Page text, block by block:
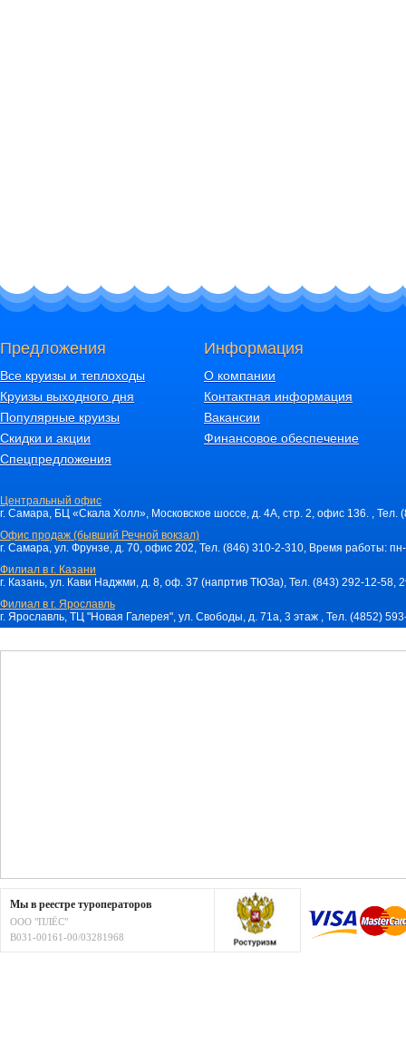
Предложения
Все круизы и теплоходы
Круизы выходного дня
Популярные круизы
Скидки и акции
Спецпредложения
Информация
О компании
Контактная информация
Вакансии
Финансовое обеспечение
Центральный офис
г. Самара, БЦ «Скала Холл», Московское шоссе, д. 4А, стр. 2, офис 136. ,
Офис продаж (бывший Речной вокзал)
г. Самара, ул. Фрунзе, д. 70, офис 202, Тел. (846) 310-2-310, Время работы:
Филиал в г. Казани
г. Казань, ул. Кави Наджми, д. 8, оф. 37 (напртив ТЮЗа), Тел. (843) 292-12-
Филиал в г. Ярославль
г. Ярославль, ТЦ "Новая Галерея", ул. Свободы, д. 71a, 3 этаж , Тел. (4852)
Мы в реестре туроператоров
ООО "ПЛЁС"
В031-00161-00/03281968